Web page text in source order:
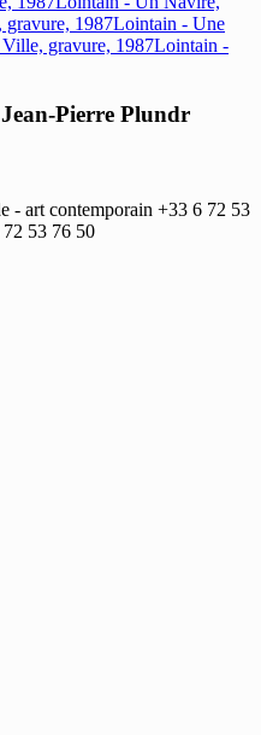
1987Lointain - Une
gravure, 1987Lointain -
Pierre Plundr
- art contemporain +33 6 72 53
53 76 50